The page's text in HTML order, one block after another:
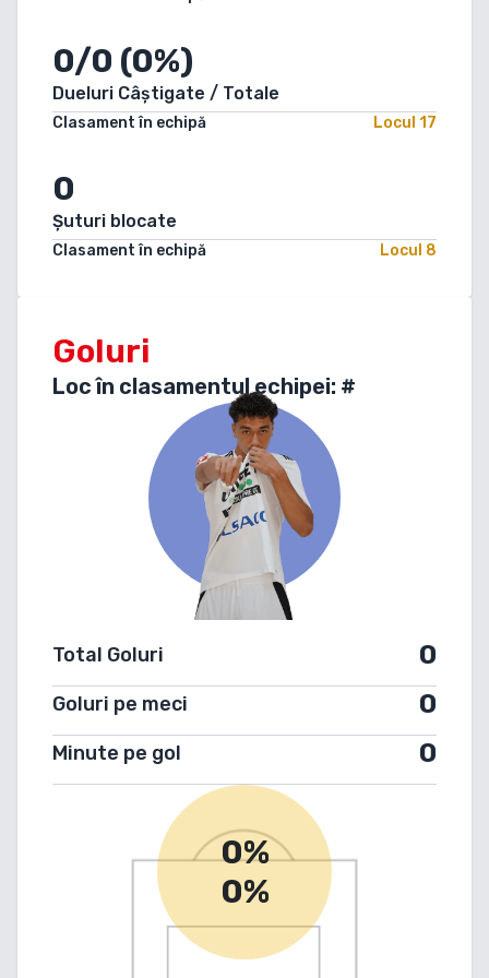
0/0 (0%)
Dueluri Câștigate / Totale
Clasament în echipă Locul 17
0
Șuturi blocate
Clasament în echipă Locul 8
Goluri
Loc în clasamentul echipei: #
Total Goluri 0
Goluri pe meci 0
Minute pe gol 0
0%
0%